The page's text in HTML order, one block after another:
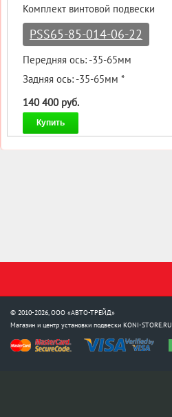
Комплект винтовой подвески
PSS65-85-014-06-22
Передняя ось: -35-65мм
Задняя ось: -35-65мм *
140 400 руб.
Купить
© 2010-2026, ООО «АВТО-ТРЕЙД»
Магазин и центр установки подвески KONI-STORE.RU